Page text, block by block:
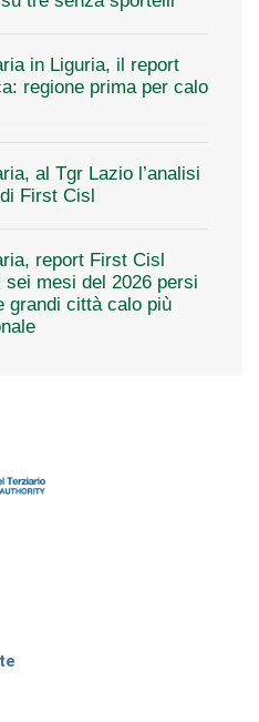
in Liguria, il report
regione prima per calo
al Tgr Lazio l’analisi
First Cisl
report First Cisl
mesi del 2026 persi
grandi città calo più